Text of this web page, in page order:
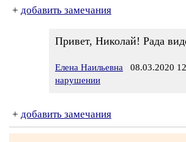
+ добавить замечания
Привет, Николай! Рада
Елена Наильевна 08.03.2020
нарушении
+ добавить замечания